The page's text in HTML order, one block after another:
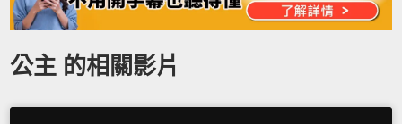
公主 的相關影片